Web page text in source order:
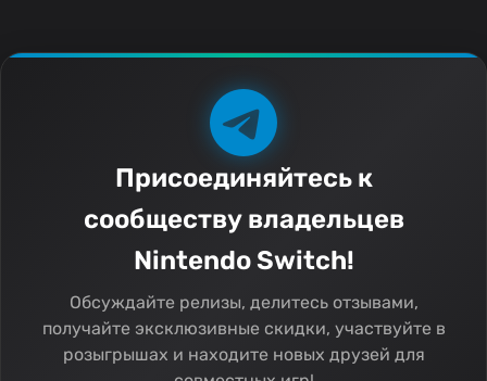
Присоединяйтесь к
сообществу владельцев
Nintendo Switch!
Обсуждайте релизы, делитесь отзывами,
получайте эксклюзивные скидки, участвуйте в
розыгрышах и находите новых друзей для